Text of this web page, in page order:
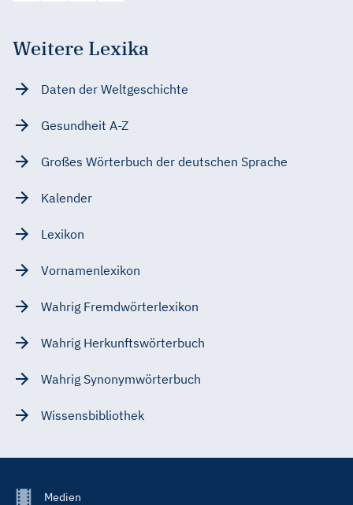
Weitere Lexika
Daten der Weltgeschichte
Gesundheit A-Z
Großes Wörterbuch der deutschen Sprache
Kalender
Lexikon
Vornamenlexikon
Wahrig Fremdwörterlexikon
Wahrig Herkunftswörterbuch
Wahrig Synonymwörterbuch
Wissensbibliothek
FooterMedien